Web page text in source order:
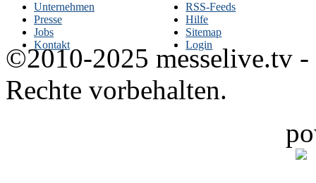
Unternehmen
Presse
Jobs
Kontakt
RSS-Feeds
Hilfe
Sitemap
Login
©2010-2025 messelive.tv -
Rechte vorbehalten.